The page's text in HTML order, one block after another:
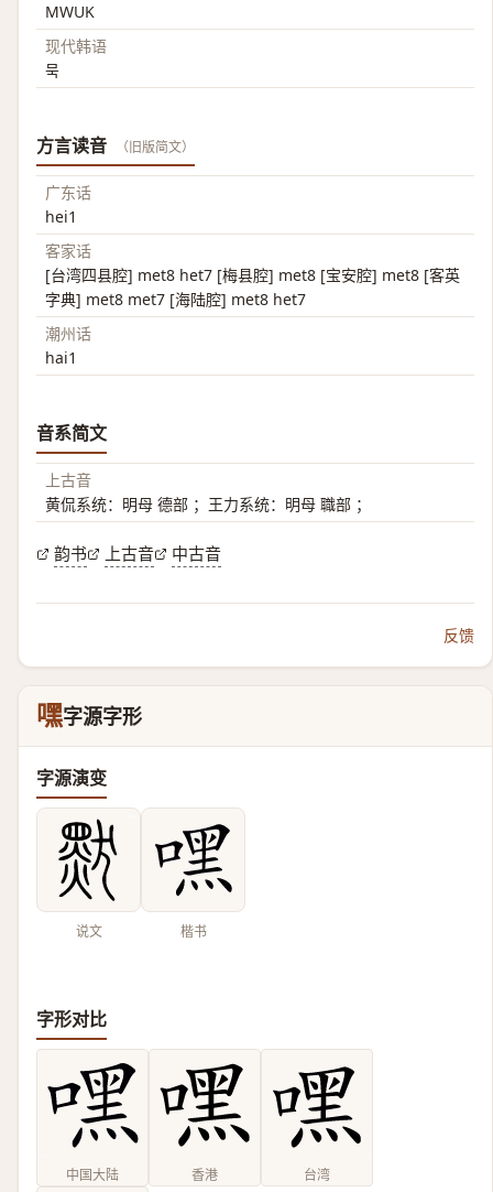
MWUK
现代韩语
묵
方言读音 （旧版简文）
广东话
hei1
客家话
[台湾四县腔] met8 het7 [梅县腔] met8 [宝安腔] met8 [客英
字典] met8 met7 [海陆腔] met8 het7
潮州话
hai1
音系简文
上古音
黄侃系统：明母 德部 ；王力系统：明母 職部 ；
韵书 上古音 中古音
反馈
嘿字源字形
字源演变
说文 楷书
字形对比
中国大陆 香港 台湾